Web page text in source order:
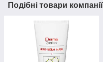
Подібні товари компанії